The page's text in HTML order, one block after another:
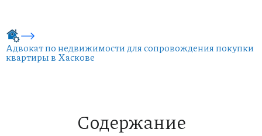
Адвокат по недвижимости для сопровождения покупки
квартиры в Хаскове
Содержание